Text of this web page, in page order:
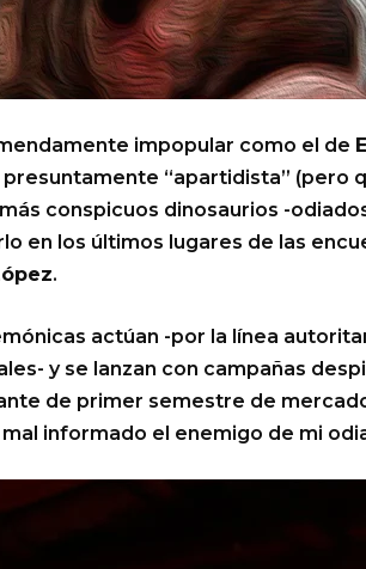
impopular como el de
“apartidista”
conspicuos dinosaurios -
en los últimos lugares de las
.
actúan -por la línea
y se lanzan con campañas
de primer semestre de
informado el enemigo de mi